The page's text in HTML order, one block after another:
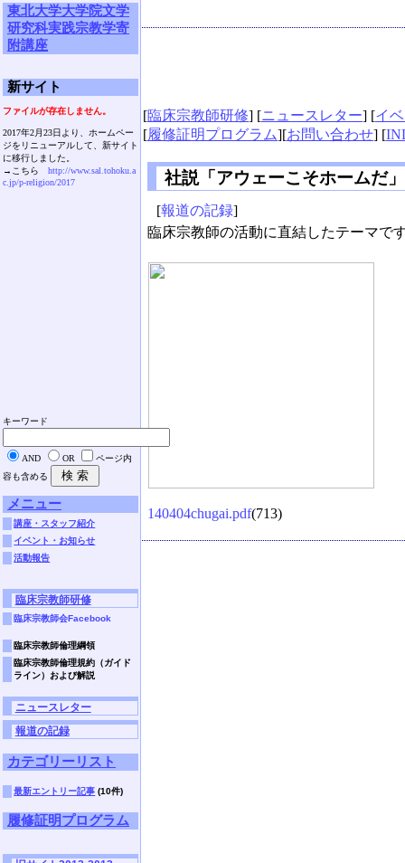
[臨床宗教師研修] [ニュースレター] [イ
[履修証明プログラム][お問い合わせ] [
社説「アウェーこそホームだ」
[報道の記録]
臨床宗教師の活動に直結したテーマで
140404chugai.pdf(713)
東北大学大学院文学
研究科実践宗教学寄
附講座
新サイト
ファイルが存在しません。
2017年2月23日より、ホームペー
ジをリニューアルして、新サイト
に移行しました。
→こちら http://www.sal.tohoku.a
c.jp/p-religion/2017
キーワード
AND OR
ページ内
容も含める
メニュー
講座・スタッフ紹介
イベント・お知らせ
活動報告
臨床宗教師研修
臨床宗教師会Facebook
臨床宗教師倫理綱領
臨床宗教師倫理規約（ガイド
ライン）および解説
ニュースレター
報道の記録
カテゴリーリスト
最新エントリー記事 (10件)
履修証明プログラム